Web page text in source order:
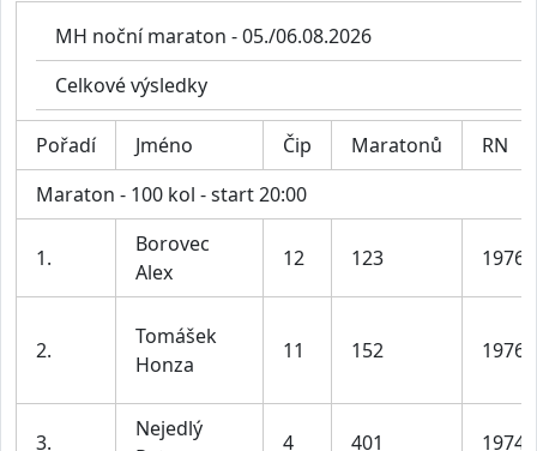
MH noční maraton - 05./06.08.2026
Celkové výsledky
Pořadí Jméno Čip Maratonů
RN
Maraton - 100 kol - start 20:00
1.
Borovec
Alex
12 123 1976
2.
Tomášek
Honza
11 152 1976
3.
Nejedlý
4 401 1974